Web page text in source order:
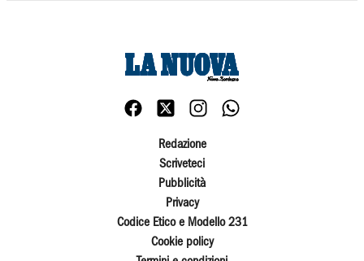
Redazione
Scriveteci
Pubblicità
Privacy
Codice Etico e Modello 231
Cookie policy